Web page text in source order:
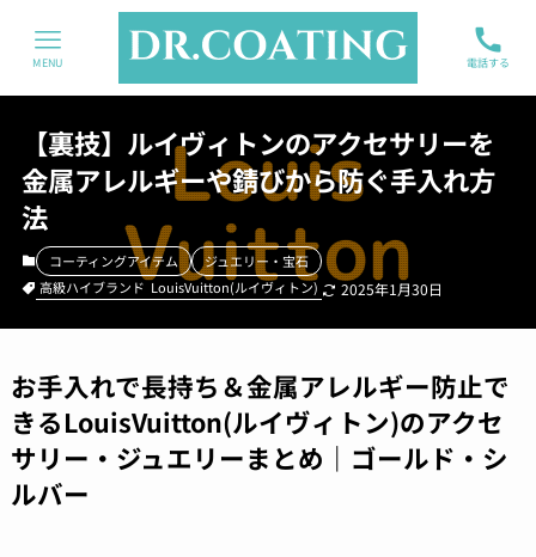
電話する
MENU
【裏技】ルイヴィトンのアクセサリーを
金属アレルギーや錆びから防ぐ手入れ方
法
コーティングアイテム
ジュエリー・宝石
高級ハイブランド LouisVuitton(ルイヴィトン) 2025年1月30日
お手入れで長持ち＆金属アレルギー防止で
きるLouisVuitton(ルイヴィトン)のアクセ
サリー・ジュエリーまとめ｜ゴールド・シ
ルバー